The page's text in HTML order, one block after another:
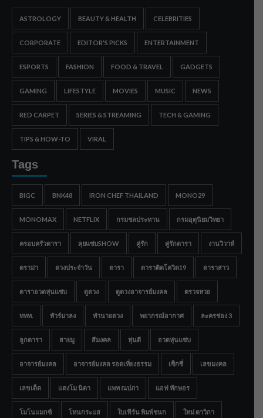
ASTROLOGY BEAUTY & HEALTH CELEBRITIES
CORPORATE EDITOR'S PICKS ENTERTAINMENT
ESPORTS FASHION FOOD & TRAVEL GADGETS
GAMING LIFESTYLE MOVIES MUSIC NEWS
RED CARPET SERIES & STREAMING TECH & GAMING
TIPS & HOW-TO VIRAL
Tags
BIGC BNK48 IRON CHEF THAILAND MONO29
MONOMAX NETFLIX กรมชลประทาน กรมอุตุนิยมวิทยา
ครอบครัวดารา คุยแซ่บSHOW คู่รัก คู่รักดารา งานวิวาห์
ดราม่า ดวงประจำวัน ดารา ดาราติดโควิด19 ดาราสาว
ดาราอวดหุ่นแซ่บ ดูดวง ดูดวงอาจารย์มงคล ตรวจหวย
ททท. ทัวร์มาลง ทำนายดวง พยากรณ์อากาศ ละครช่อง 3
ลูกดารา สายมู สีมงคล หุ่นดี อวดหุ่นแซ่บ
อาจารย์มงคล อาจารย์มงคล รอดเที่ยงธรรม เซ็กซี่ เลขมงคล
เลขเด็ด แตงโม นิดา แพท ณปภา แอฟ ทักษอร
โมโนแมกซ์ โหนกระแส ใบเฟิร์น พิมพ์ชนก ใหม่ ดาวิกา